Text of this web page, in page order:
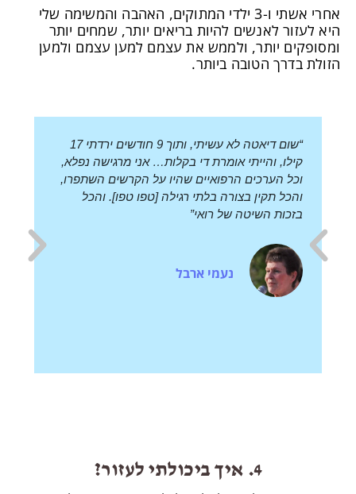
אחרי אשתי ו-3 ילדי המתוקים, האהבה והמשימה שלי
להיות בריאים יותר, שמחים יותר
יותר, ולממש את עצמם למען עצמם ולמען
הטובה ביותר.
“שום דיאטה לא עשיתי, ותוך 9 חודשים ירדתי 17
והייתי אומרת די בקלות… אני מרגישה נפלא,
הרפואיים שהיו על הקרשים השתפרו,
תקין בצורה בלתי רגילה [טפו טפו]. והכל
השיטה של רואי”
נעמי ארבל
תודה רבה על
התזונה. לא רק
רקדנית שליווה
מהמראה. תודה